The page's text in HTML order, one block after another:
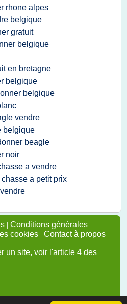
rhone alpes
belgique
gratuit
belgique
en bretagne
belgique
belgique
vendre
belgique
beagle
noir
a vendre
a petit prix
| Conditions générales
cookies | Contact à propos
un site, voir l'article 4 des